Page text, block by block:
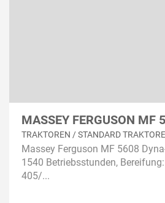
MASSEY FERGUSON MF
TRAKTOREN / STANDARD
Massey Ferguson MF 5608
1540 Betriebsstunden,
405/...